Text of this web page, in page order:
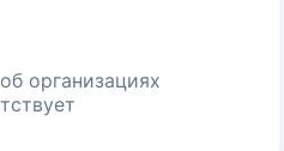
организациях